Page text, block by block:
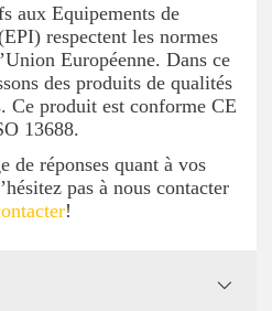
aux Equipements de
respectent les normes
Européenne. Dans ce
des produits de qualités
Ce produit est conforme CE
13688.
de réponses quant à vos
pas à nous contacter
!